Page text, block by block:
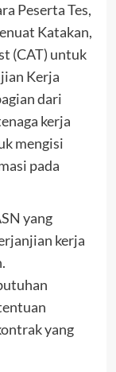
Peserta Tes,
Katakan,
(CAT) untuk
Kerja
dari
kerja
mengisi
pada
yang
kerja
yang